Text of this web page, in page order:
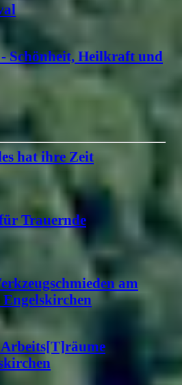
Schönheit, Heilkraft und
hat ihre Zeit
Trauernde
am
Engelskirchen